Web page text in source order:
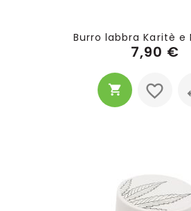
Burro labbra Karitè e
7,90 €